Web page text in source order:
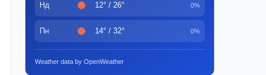
Нд 12° / 26° 0%
Пн 14° / 32° 0%
Weather data by OpenWeather